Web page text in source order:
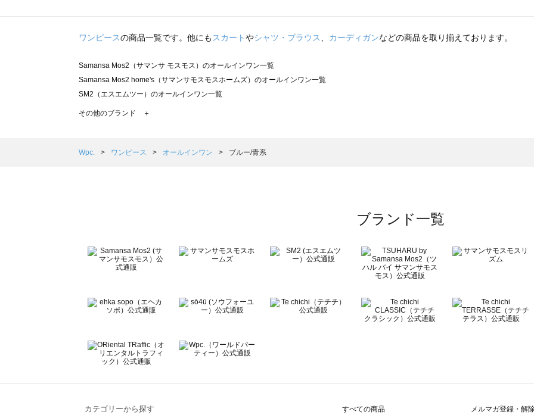
ワンピースの商品一覧です。他にも スカートやシャツ・ブラウス カーディガンなどの商品を取り揃えております。
Samansa Mos2（サマンサ モスモス）のオールインワン一覧
Samansa Mos2 home's（サマンサモスモスホームズ）のオールインワン一覧
SM2（エスエムツー）のオールインワン一覧
TSUHARU by Samansa Mos2（ツハルバイサマンサモスモス）のオールインワン一覧
Samansa Mos2 Lagom（サマンサモスモス ラーゴム）のオールインワン一覧
BETTY'S BLUE（べティーズブルー）のオールインワン一覧
Wpc.（ワールドパーティー）のオールインワン一覧
その他のブランド ＋
Wpc. ワンピース オールインワン ブルー/青系
ブランド一覧
カテゴリーから探す すべての商品 メルマガ登録・解